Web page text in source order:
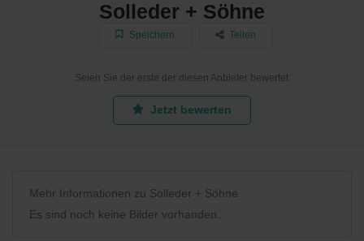
Solleder + Söhne
Speichern Teilen
Seien Sie der erste der diesen Anbieter bewertet
Jetzt bewerten
Mehr Informationen zu Solleder + Söhne
Es sind noch keine Bilder vorhanden.